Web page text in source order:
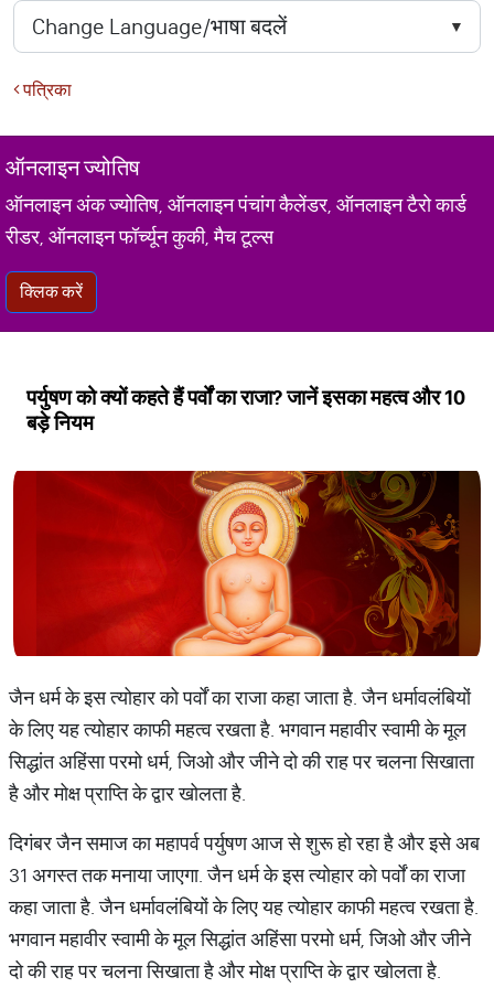
पत्रिका
ऑनलाइन ज्योतिष
ऑनलाइन अंक ज्योतिष, ऑनलाइन पंचांग कैलेंडर, ऑनलाइन टैरो कार्ड
रीडर, ऑनलाइन फॉर्च्यून कुकी, मैच टूल्स
क्लिक करें
पर्युषण को क्यों कहते हैं पर्वों का राजा? जानें इसका महत्व और 10
बड़े नियम
जैन धर्म के इस त्योहार को पर्वों का राजा कहा जाता है. जैन धर्मावलंबियों
के लिए यह त्योहार काफी महत्व रखता है. भगवान महावीर स्वामी के मूल
सिद्धांत अहिंसा परमो धर्म, जिओ और जीने दो की राह पर चलना सिखाता
है और मोक्ष प्राप्ति के द्वार खोलता है.
दिगंबर जैन समाज का महापर्व पर्युषण आज से शुरू हो रहा है और इसे अब
31 अगस्त तक मनाया जाएगा. जैन धर्म के इस त्योहार को पर्वों का राजा
कहा जाता है. जैन धर्मावलंबियों के लिए यह त्योहार काफी महत्व रखता है.
भगवान महावीर स्वामी के मूल सिद्धांत अहिंसा परमो धर्म, जिओ और जीने
दो की राह पर चलना सिखाता है और मोक्ष प्राप्ति के द्वार खोलता है.